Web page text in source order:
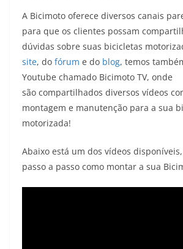
A Bicimoto oferece diversos canais
para que os clientes possam
dúvidas sobre suas bicicletas
site, do fórum e do blog, temos
Youtube chamado Bicimoto TV, onde
são compartilhados diversos vídeos
montagem e manutenção para a sua
motorizada!
Abaixo está um dos vídeos
passo a passo como montar a sua